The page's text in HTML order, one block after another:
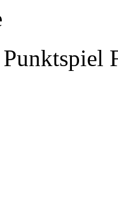
Punktspiel